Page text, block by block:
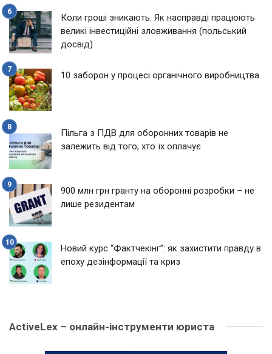
Коли гроші зникають. Як насправді працюють
великі інвестиційні зловживання (польський
досвід)
10 заборон у процесі органічного виробництва
Пільга з ПДВ для оборонних товарів не
залежить від того, хто їх оплачує
900 млн грн гранту на оборонні розробки – не
лише резидентам
Новий курс “Фактчекінг”: як захистити правду в
епоху дезінформації та криз
ActiveLex – онлайн-інструменти юриста